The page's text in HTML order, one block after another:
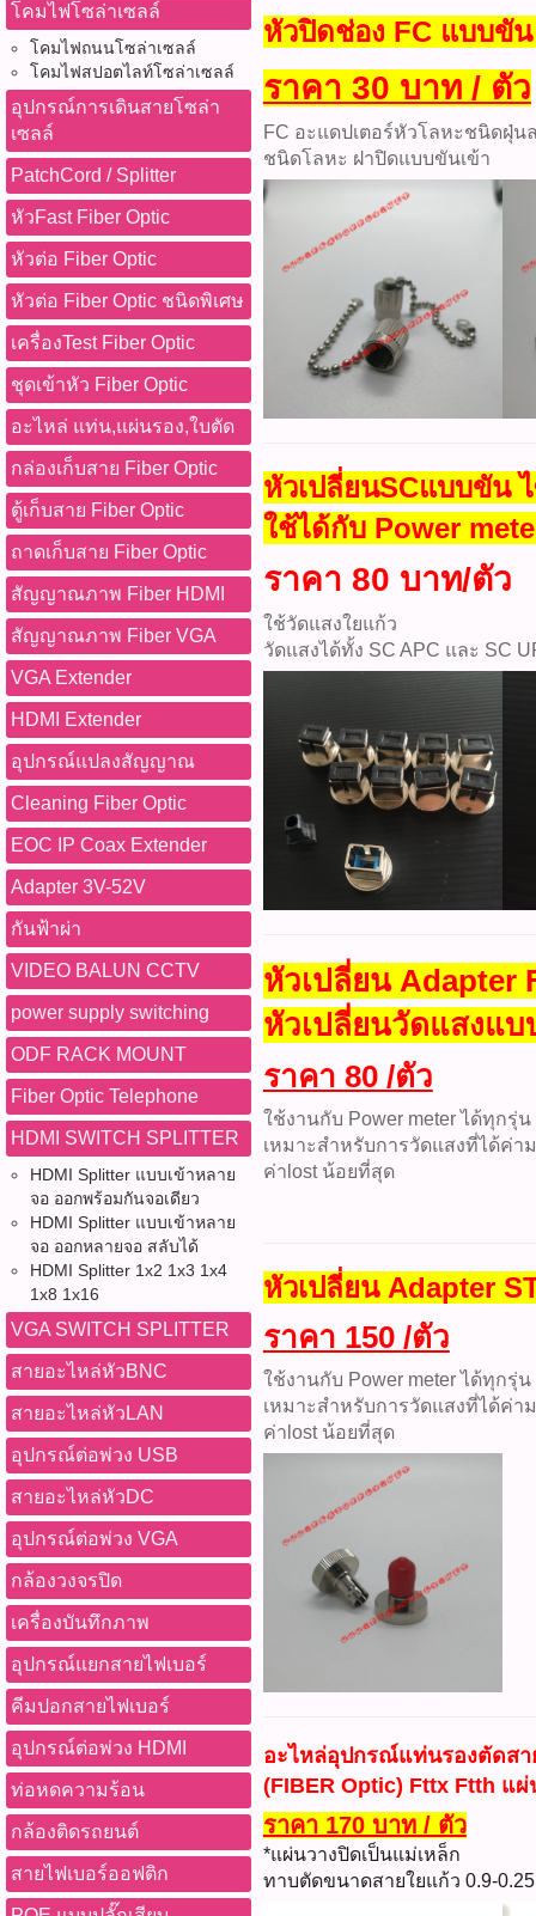
โคมไฟโซล่าเซลล์
โคมไฟถนนโซล่าเซลล์
โคมไฟสปอตไลท์โซล่าเซลล์
อุปกรณ์การเดินสายโซล่า
เซลล์
PatchCord / Splitter
หัวFast Fiber Optic
หัวต่อ Fiber Optic
หัวต่อ Fiber Optic ชนิดพิเศษ
เครื่องTest Fiber Optic
ชุดเข้าหัว Fiber Optic
อะไหล่ แท่น,แผ่นรอง,ใบตัด
กล่องเก็บสาย Fiber Optic
ตู้เก็บสาย Fiber Optic
ถาดเก็บสาย Fiber Optic
สัญญาณภาพ Fiber HDMI
สัญญาณภาพ Fiber VGA
VGA Extender
HDMI Extender
อุปกรณ์แปลงสัญญาณ
Cleaning Fiber Optic
EOC IP Coax Extender
Adapter 3V-52V
กันฟ้าผ่า
VIDEO BALUN CCTV
power supply switching
ODF RACK MOUNT
Fiber Optic Telephone
HDMI SWITCH SPLITTER
HDMI Splitter แบบเข้าหลาย
จอ ออกพร้อมกันจอเดียว
HDMI Splitter แบบเข้าหลาย
จอ ออกหลายจอ สลับได้
HDMI Splitter 1x2 1x3 1x4
1x8 1x16
VGA SWITCH SPLITTER
สายอะไหล่หัวBNC
สายอะไหล่หัวLAN
อุปกรณ์ต่อพ่วง USB
สายอะไหล่หัวDC
อุปกรณ์ต่อพ่วง VGA
กล้องวงจรปิด
เครื่องบันทึกภาพ
อุปกรณ์แยกสายไฟเบอร์
คีมปอกสายไฟเบอร์
อุปกรณ์ต่อพ่วง HDMI
ท่อหดความร้อน
กล้องติดรถยนต์
สายไฟเบอร์ออฟติก
หัวปิดช่อง FC แบบขั
ราคา 30 บาท / ตัว
FC อะแดปเตอร์หัวโลหะชนิดฝุ่น
ชนิดโลหะ ฝาปิดแบบขันเข้า
หัวเปลี่ยนSCแบบขัน
ใช้ได้กับ Power
ราคา 80 บาท/ตัว
ใช้วัดแสงใยแก้ว
วัดแสงได้ทั้ง SC APC และ SC
หัวเปลี่ยน Adapter
หัวเปลี่ยนวัดแสงแบ
ราคา 80 /ตัว
ใช้งานกับ Power meter ได้ทุกรุ่น
เหมาะสำหรับการวัดแสงที่ได้ค่า
ค่าlost น้อยที่สุด
หัวเปลี่ยน Adapter
ราคา 150 /ตัว
ใช้งานกับ Power meter ได้ทุกรุ่น
เหมาะสำหรับการวัดแสงที่ได้ค่า
ค่าlost น้อยที่สุด
อะไหล่อุปกรณ์แท่นรองตัดส
(FIBER Optic) Fttx Ftth แผ่
ราคา 170 บาท / ตัว
*แผ่นวางปิดเป็นแม่เหล็ก
ทาบตัดขนาดสายใยแก้ว 0.9-0.25